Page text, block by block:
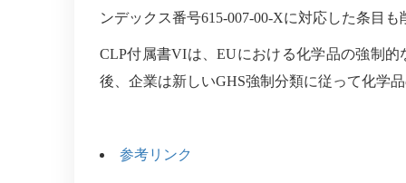
ンデックス番号615-007-00-Xに対応した条目
CLP付属書VIは、EUにおける化学品の強制
後、企業は新しいGHS強制分類に従って化学
参考リンク